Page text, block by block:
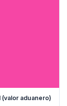
aduanero)